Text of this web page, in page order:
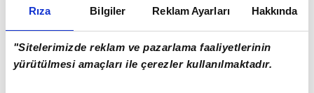
Rıza Bilgiler Reklam Ayarları Hakkında
"Sitelerimizde reklam ve pazarlama faaliyetlerinin
yürütülmesi amaçları ile çerezler kullanılmaktadır.